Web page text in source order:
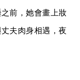
前，她會畫上妝
夫肉身相遇，夜